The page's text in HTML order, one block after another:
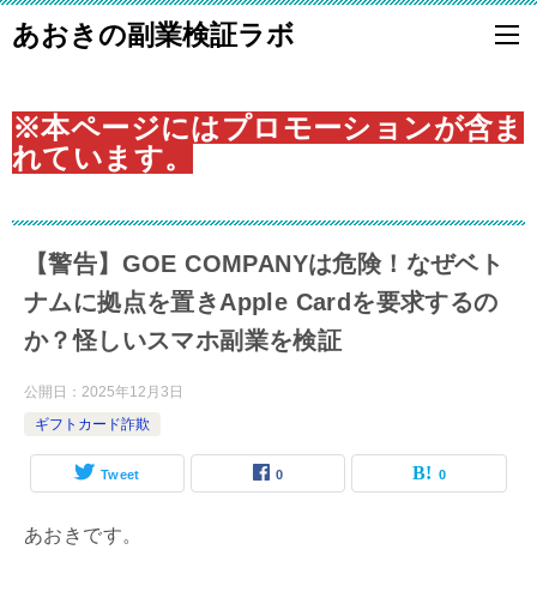
あおきの副業検証ラボ
※本ページにはプロモーションが含ま
れています。
【警告】GOE COMPANYは危険！なぜベト
ナムに拠点を置きApple Cardを要求するの
か？怪しいスマホ副業を検証
公開日： 2025年12月3日
ギフトカード詐欺
Tweet 0 0
あおきです。